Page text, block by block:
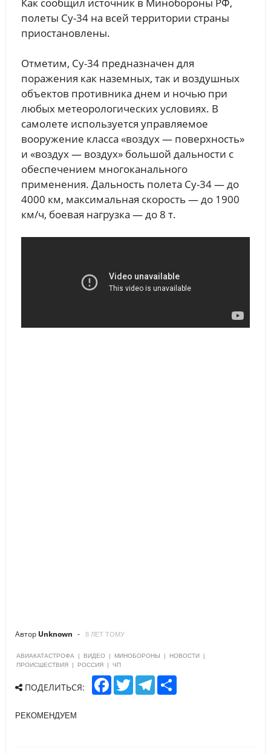
полеты Су-34 на всей территории страны
приостановлены.
Отметим, Су-34 предназначен для
поражения как наземных, так и воздушных
объектов противника днем и ночью при
любых метеорологических условиях. В
самолете используется управляемое
вооружение класса «воздух — поверхность»
и «воздух — воздух» большой дальности с
обеспечением многоканального
применения. Дальность полета Су-34 — до
4000 км, максимальная скорость — до 1900
км/ч, боевая нагрузка — до 8 т.
Автор Unknown 8 ЛЕТ ТОМУ
АВИАКАТАСТРОФА | ВИДЕО | МИНОБОРОНЫ | НОВОСТИ
|
ПРОИСШЕСТВИЯ
| РОССИЯ | ЧП
ПОДЕЛИТЬСЯ:
F
T
w
T
S
РЕКОМЕНДУЕМ